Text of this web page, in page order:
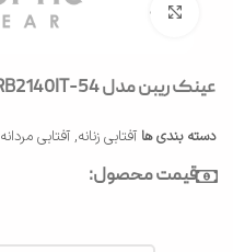
بزرگنمایی تصویر
عینک ریبن مدل RB2140IT-54
دسته بندی ها آفتابی زنانه, آفتابی مردانه
قیمت محصول: